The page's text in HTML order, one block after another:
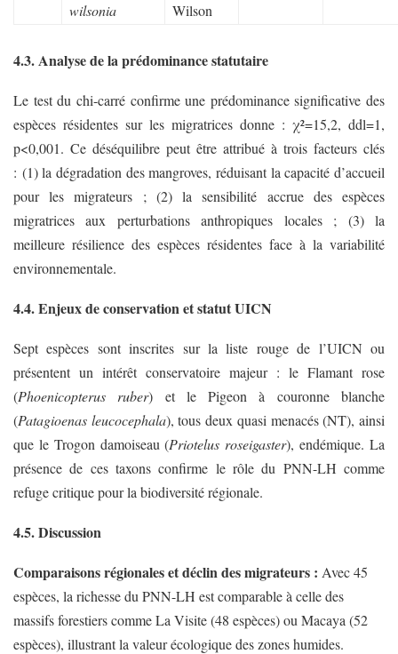
wilsonia
Wilson
4.3. Analyse de la prédominance statutaire
Le test du chi-carré confirme une prédominance significative des
espèces résidentes sur les migratrices donne : χ²=15,2, ddl=1,
p<0,001. Ce déséquilibre peut être attribué à trois facteurs clés
: (1) la dégradation des mangroves, réduisant la capacité d’accueil
pour les migrateurs ; (2) la sensibilité accrue des espèces
migratrices aux perturbations anthropiques locales ; (3) la
meilleure résilience des espèces résidentes face à la variabilité
environnementale.
4.4. Enjeux de conservation et statut UICN
Sept espèces sont inscrites sur la liste rouge de l’UICN ou
présentent un intérêt conservatoire majeur : le Flamant rose
(Phoenicopterus ruber) et le Pigeon à couronne blanche
(Patagioenas leucocephala), tous deux quasi menacés (NT), ainsi
que le Trogon damoiseau (Priotelus roseigaster), endémique. La
présence de ces taxons confirme le rôle du PNN-LH comme
refuge critique pour la biodiversité régionale.
4.5. Discussion
Comparaisons régionales et déclin des migrateurs : Avec 45
espèces, la richesse du PNN-LH est comparable à celle des
massifs forestiers comme La Visite (48 espèces) ou Macaya (52
espèces), illustrant la valeur écologique des zones humides.